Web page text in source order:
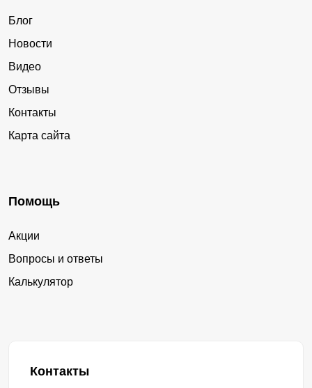
Блог
Новости
Видео
Отзывы
Контакты
Карта сайта
Помощь
Акции
Вопросы и ответы
Калькулятор
Контакты